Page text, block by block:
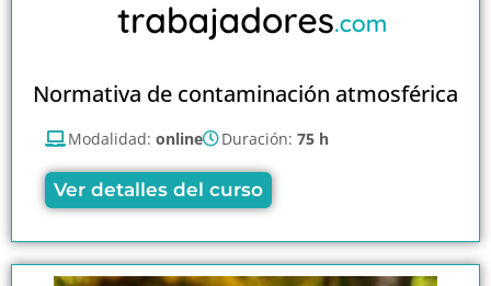
Normativa de contaminación atmosférica
Modalidad: online Duración: 75 h
Ver detalles del curso